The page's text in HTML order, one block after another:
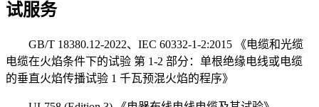
试服务
GB/T 18380.12-2022、IEC 60332-1-2:2015 《电缆和光缆
电缆在火焰条件下的试验 第 1-2 部分：单根绝缘电线或电缆
的垂直火焰传播试验 1 千瓦预混火焰的程序》